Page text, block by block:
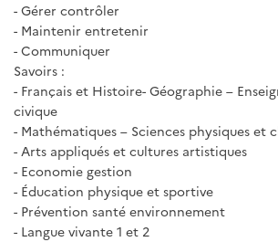
- Gérer contrôler
- Maintenir entretenir
- Communiquer
Savoirs :
- Français et Histoire- Géographie –
civique
- Mathématiques – Sciences physiques et
- Arts appliqués et cultures artistiques
- Economie gestion
- Éducation physique et sportive
- Prévention santé environnement
- Langue vivante 1 et 2